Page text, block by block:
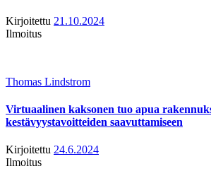
Kirjoitettu 21.10.2024
Ilmoitus
Thomas Lindstrom
Virtuaalinen kaksonen tuo apua
kestävyystavoitteiden saavuttamiseen
Kirjoitettu 24.6.2024
Ilmoitus